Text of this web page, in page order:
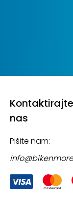
Kontaktirajte
nas
Pišite nam: